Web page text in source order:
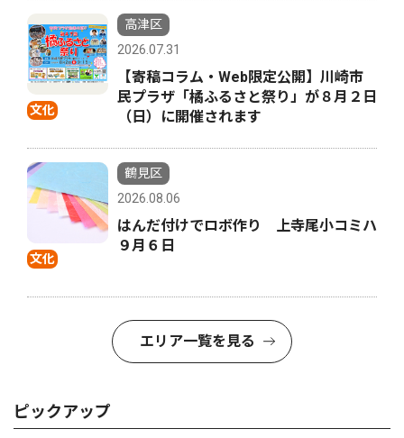
文化
高津区
2026.07.31
【寄稿コラム・Web限定公開】川崎市
民プラザ「橘ふるさと祭り」が８月２日
（日）に開催されます
文化
鶴見区
2026.08.06
はんだ付けでロボ作り 上寺尾小コミハ
９月６日
エリア一覧を見る
ピックアップ